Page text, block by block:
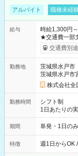
アルバイト 職種未経
給与
時給1,300円～
★交通費一部支給 時給1,300円～ ※試験・役割に
※勤務回数に
り！】 希望
例】 ・河合
×8時間＝日収
円の場合あり
円（役割手当＋
間】試用期間
交通費別
勤務地
茨城県水戸市
茨城県水戸市
株式会社全
勤務時間
シフト制
1日あたりの
間は 試験に
期間 単発・1日の
特徴 週1日からOK